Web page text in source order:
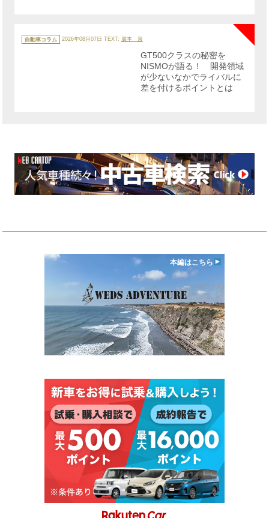
テ
ゴ
自動車コラム 2026年08月07日 TEXT: 廣本 泉
GT500クラスの秘密を
NISMOが語る！ 開発領域
が少ないなかでライバルに
差を付けるポイントとは
本編はこちら